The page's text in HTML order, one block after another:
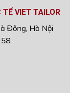
TẾ VIET TAILOR
Đông, Hà Nội